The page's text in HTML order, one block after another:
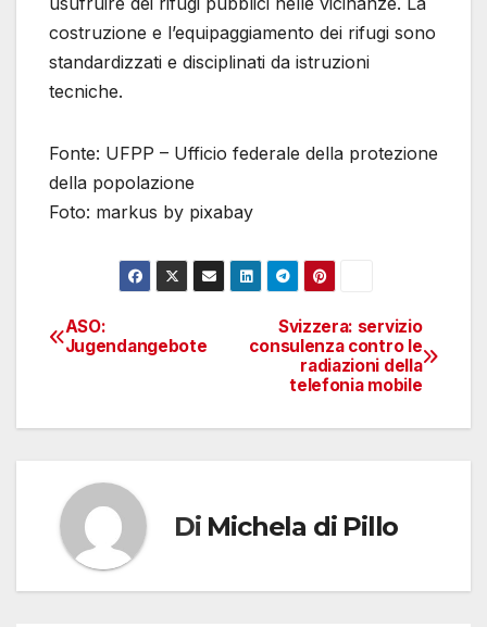
costruzione e l’equipaggiamento dei rifugi sono
standardizzati e disciplinati da istruzioni
tecniche.
Fonte: UFPP – Ufficio federale della protezione
della popolazione
Foto: markus by pixabay
Navigazione
Svizzera: servizio
consulenza contro le
radiazioni della
telefonia mobile
ASO:
Jugendangebote
Di Michela di Pillo